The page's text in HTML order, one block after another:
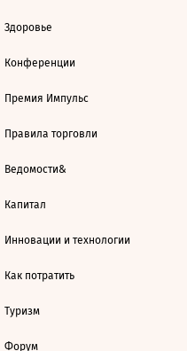
Здоровье
Конференции
Премия Импульс
Правила торговли
Ведомости&
Капитал
Инновации и технологии
Как потратить
Туризм
Форум